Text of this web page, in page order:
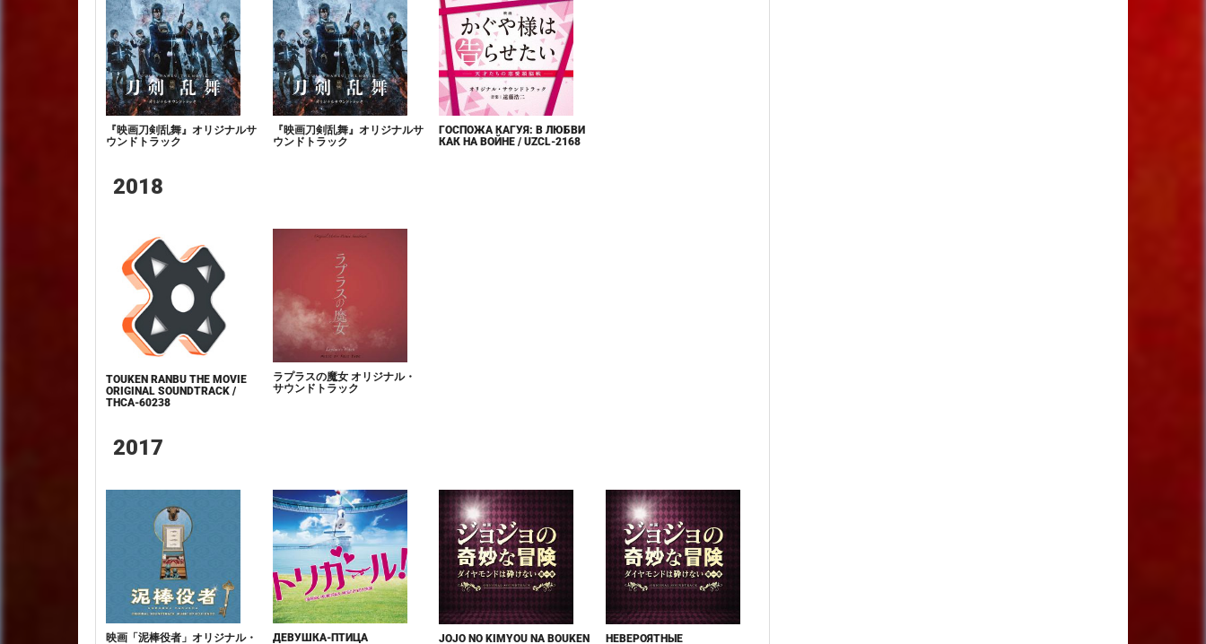
『映画刀剣乱舞』オリジナルサ
ウンドトラック
『映画刀剣乱舞』オリジナルサ
ウンドトラック
ГОСПОЖА КАГУЯ: В ЛЮБВИ
КАК НА ВОЙНЕ / UZCL-2168
2018
TOUKEN RANBU THE MOVIE
ORIGINAL SOUNDTRACK /
THCA-60238
ラプラスの魔女 オリジナル・
サウンドトラック
2017
映画「泥棒役者」オリジナル・
ДЕВУШКА-ПТИЦА JOJO NO KIMYOU NA BOUKEN НЕВЕРОЯТНЫЕ